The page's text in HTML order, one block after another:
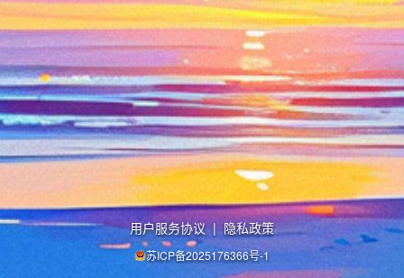
用户服务协议|隐私政策
苏ICP备2025176366号-1